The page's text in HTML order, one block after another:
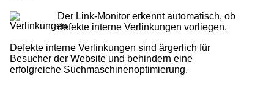
Der Link-Monitor erkennt automatisch, ob
defekte interne Verlinkungen vorliegen.
Defekte interne Verlinkungen sind ärgerlich für
Besucher der Website und behindern eine
erfolgreiche Suchmaschinenoptimierung.